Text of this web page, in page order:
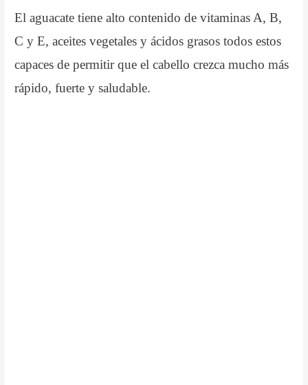
El aguacate tiene alto contenido de vitaminas A, B,
C y E, aceites vegetales y ácidos grasos todos estos
capaces de permitir que el cabello crezca mucho más
rápido, fuerte y saludable.